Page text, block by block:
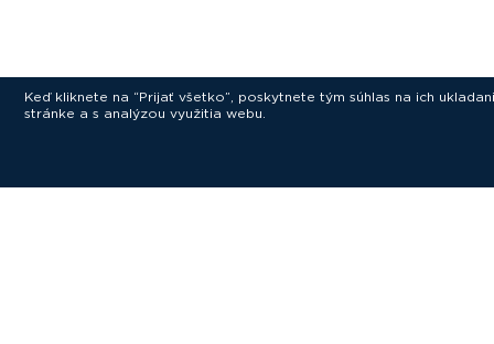
Keď kliknete na “Prijať všetko”, poskytnete tým súhlas na ich
stránke a s analýzou využitia webu.